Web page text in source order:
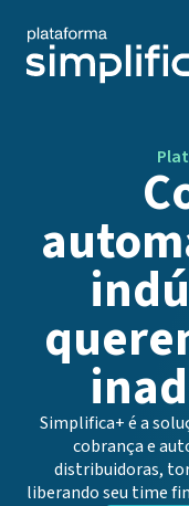
Simplifica+ é a
cobrança e
distribuidoras,
liberando seu time